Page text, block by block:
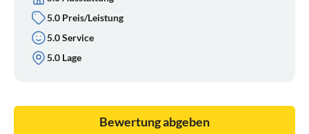
5.0 Preis/Leistung
5.0 Service
5.0 Lage
Bewertung abgeben